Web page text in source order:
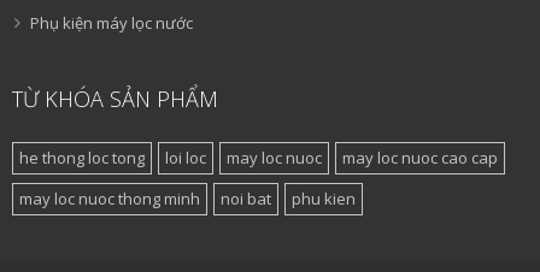
Phụ kiện máy lọc nước
TỪ KHÓA SẢN PHẨM
he thong loc tong loi loc may loc nuoc
may loc nuoc cao cap
may loc nuoc thong minh
noi bat phu kien